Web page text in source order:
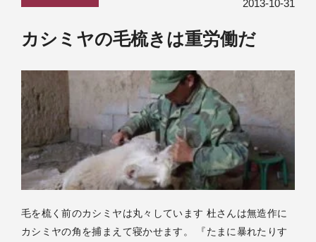
2013-10-31
カシミヤの毛梳きは重労働だ
毛を梳く前のカシミヤは丸々しています 杜さんは無造作に
カシミヤの角を捕まえて寝かせます。 『たまに暴れたりす